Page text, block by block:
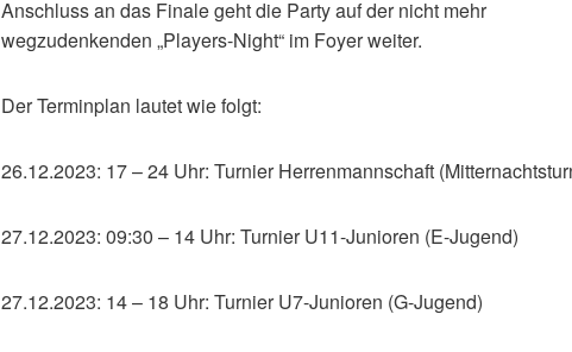
Anschluss an das Finale geht die Party auf der nicht mehr
wegzudenkenden „Players-Night“ im Foyer weiter.
Der Terminplan lautet wie folgt:
26.12.2023: 17 – 24 Uhr: Turnier Herrenmannschaft
27.12.2023: 09:30 – 14 Uhr: Turnier U11-Junioren (E-Jugend)
27.12.2023: 14 – 18 Uhr: Turnier U7-Junioren (G-Jugend)